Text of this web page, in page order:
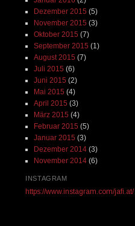
Dezember 2015 (5)
November 2015 (3)
Oktober 2015 (7)
September 2015 (1)
August 2015 (7)
Juli 2015 (6)
Juni 2015 (2)
Mai 2015 (4)
April 2015 (3)
März 2015 (4)
Februar 2015 (5)
Januar 2015 (3)
Dezember 2014(3)
November 2014(6)
INSTAGRAM
https://www.instagram.com/jafi.at/